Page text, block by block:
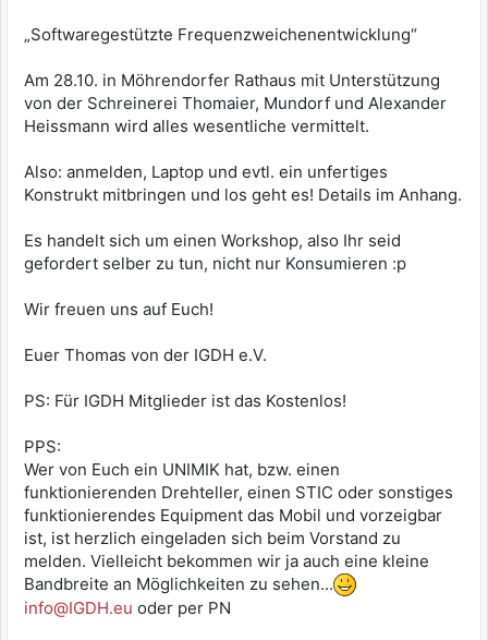
„Softwaregestützte Frequenzweichenentwicklung“
Am 28.10. in Möhrendorfer Rathaus mit Unterstützung
von der Schreinerei Thomaier, Mundorf und Alexander
Heissmann wird alles wesentliche vermittelt.
Also: anmelden, Laptop und evtl. ein unfertiges
Konstrukt mitbringen und los geht es! Details im Anhang.
Es handelt sich um einen Workshop, also Ihr seid
gefordert selber zu tun, nicht nur Konsumieren :p
Wir freuen uns auf Euch!
Euer Thomas von der IGDH e.V.
PS: Für IGDH Mitglieder ist das Kostenlos!
PPS:
Wer von Euch ein UNIMIK hat, bzw. einen
funktionierenden Drehteller, einen STIC oder sonstiges
funktionierendes Equipment das Mobil und vorzeigbar
ist, ist herzlich eingeladen sich beim Vorstand zu
melden. Vielleicht bekommen wir ja auch eine kleine
Bandbreite an Möglichkeiten zu sehen...
info@IGDH.eu oder per PN